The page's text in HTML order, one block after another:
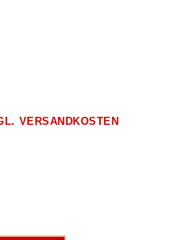
VERSANDKOSTEN